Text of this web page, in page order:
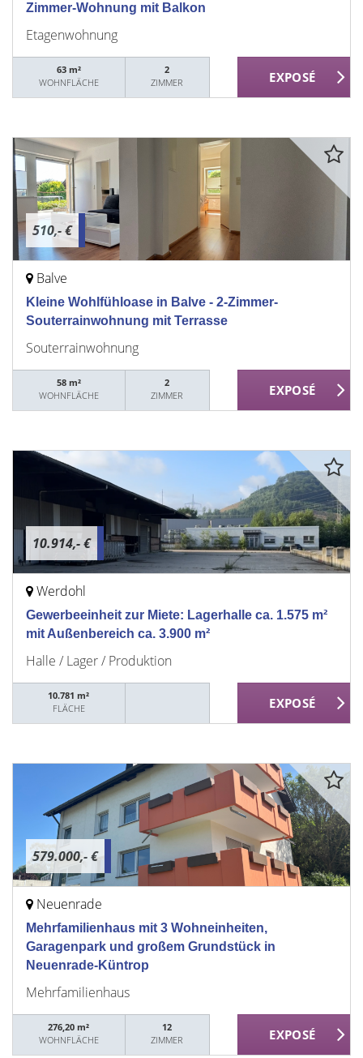
Zimmer-Wohnung mit Balkon
Etagenwohnung
63 m²
WOHNFLÄCHE
2
ZIMMER
510,- €
Balve
Kleine Wohlfühloase in Balve - 2-Zimmer-
Souterrainwohnung mit Terrasse
Souterrainwohnung
58 m²
WOHNFLÄCHE
2
ZIMMER
10.914,- €
Werdohl
Gewerbeeinheit zur Miete: Lagerhalle ca. 1.575 m²
mit Außenbereich ca. 3.900 m²
Halle / Lager / Produktion
10.781 m²
FLÄCHE
579.000,- €
Neuenrade
Mehrfamilienhaus mit 3 Wohneinheiten,
Garagenpark und großem Grundstück in
Neuenrade-Küntrop
Mehrfamilienhaus
276,20 m²
WOHNFLÄCHE
12
ZIMMER